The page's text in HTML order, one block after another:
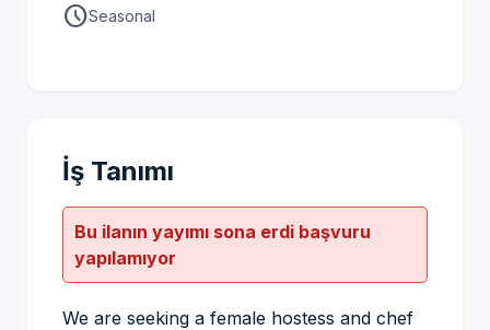
scheduleSeasonal
İş Tanımı
Bu ilanın yayımı sona erdi başvuru
yapılamıyor
We are seeking a female hostess and chef